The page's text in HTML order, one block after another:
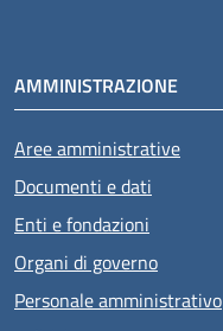
AMMINISTRAZIONE
Aree amministrative
Documenti e dati
Enti e fondazioni
Organi di governo
Personale amministrativo